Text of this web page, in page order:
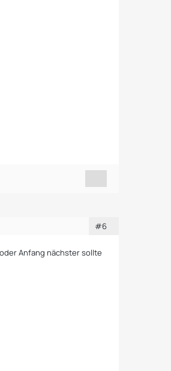
#6
Anfang nächster sollte